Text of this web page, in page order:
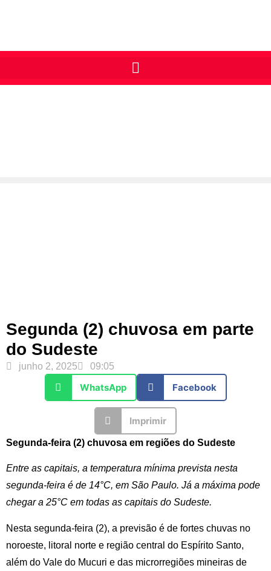
Segunda (2) chuvosa em parte
do Sudeste
junho 2, 2025 09:05
WhatsApp Facebook
Imprimir
Segunda-feira (2) chuvosa em regiões do Sudeste
Entre as capitais, a temperatura mínima prevista nesta
segunda-feira é de 14°C, em São Paulo. Já a máxima pode
chegar a 25°C em todas as capitais do Sudeste.
Nesta segunda-feira (2), a previsão é de fortes chuvas no
noroeste, litoral norte e região central do Espírito Santo,
além do Vale do Mucuri e das microrregiões mineiras de